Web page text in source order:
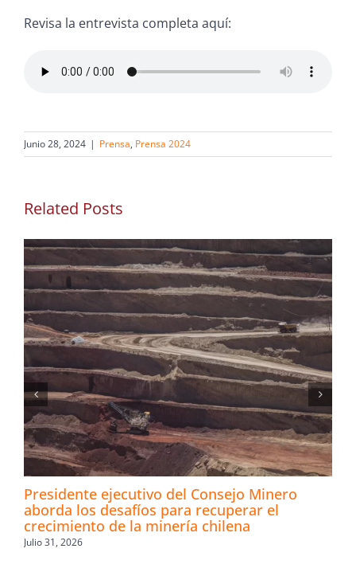
Revisa la entrevista completa aquí:
Junio 28, 2024 | Prensa, Prensa 2024
Related Posts
Presidente ejecutivo del Consejo Minero
aborda los desafíos para recuperar el
crecimiento de la minería chilena
Julio 31, 2026